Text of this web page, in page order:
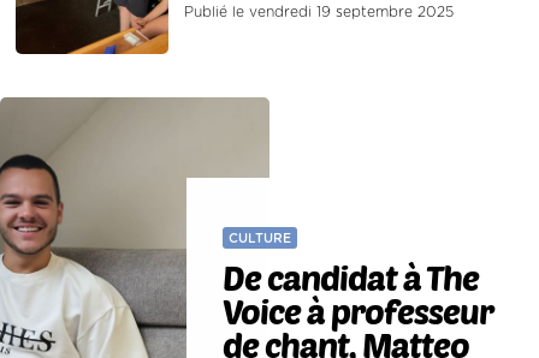
Publié le vendredi 19 septembre 2025
CULTURE
De candidat à The
Voice à professeur
de chant, Matteo